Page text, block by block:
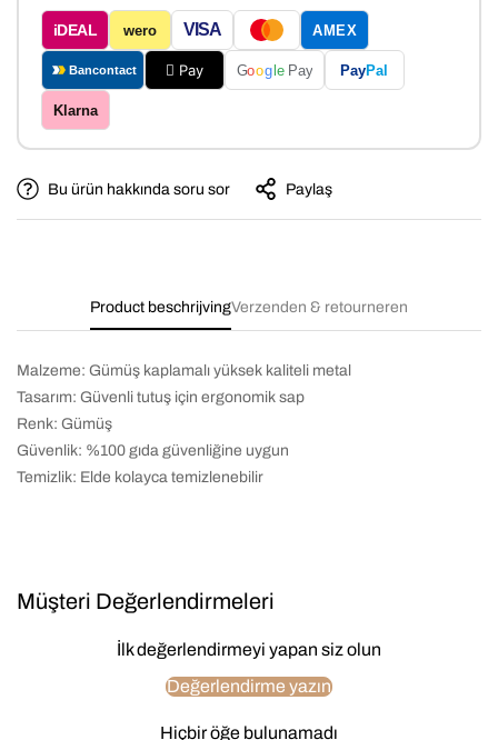
iDEAL wero VISA AMEX
Bancontact  Pay Goog le Pay PayPal
Klarna
Bu ürün hakkında soru sor Paylaş
Product beschrijvingVerzenden & retourneren
Malzeme: Gümüş kaplamalı yüksek kaliteli metal
Tasarım: Güvenli tutuş için ergonomik sap
Renk: Gümüş
Güvenlik: %100 gıda güvenliğine uygun
Temizlik: Elde kolayca temizlenebilir
Müşteri Değerlendirmeleri
İlk değerlendirmeyi yapan siz olun
Değerlendirme yazın
Hiçbir öğe bulunamadı
Are you 18 years old or older?
No, I'm not Yes, I am